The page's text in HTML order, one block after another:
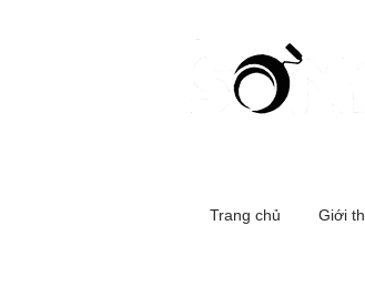
Trang chủ Giới